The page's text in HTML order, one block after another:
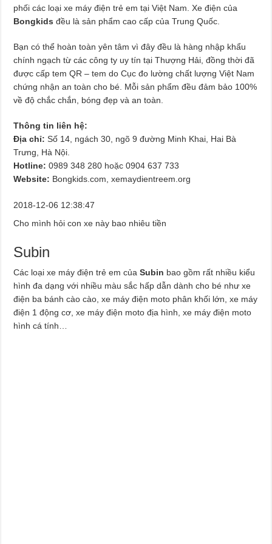
phối các loại xe máy điện trẻ em tại Việt Nam. Xe điện của
Bongkids đều là sản phẩm cao cấp của Trung Quốc.
Bạn có thể hoàn toàn yên tâm vì đây đều là hàng nhập khẩu
chính ngạch từ các công ty uy tín tại Thượng Hải, đồng thời đã
được cấp tem QR – tem do Cục đo lường chất lượng Việt Nam
chứng nhận an toàn cho bé. Mỗi sản phẩm đều đảm bảo 100%
về độ chắc chắn, bóng đẹp và an toàn.
Thông tin liên hệ:
Địa chỉ: Số 14, ngách 30, ngõ 9 đường Minh Khai, Hai Bà
Trưng, Hà Nội.
Hotline: 0989 348 280 hoặc 0904 637 733
Website: Bongkids.com, xemaydientreem.org
2018-12-06 12:38:47
Cho mình hỏi con xe này bao nhiêu tiền
Subin
Các loại xe máy điện trẻ em củaSubin bao gồm rất nhiều kiểu
hình đa dạng với nhiều màu sắc hấp dẫn dành cho bé như xe
điện ba bánh cào cào, xe máy điện moto phân khối lớn, xe máy
điện 1 động cơ, xe máy điện moto địa hình, xe máy điện moto
hình cá tính…